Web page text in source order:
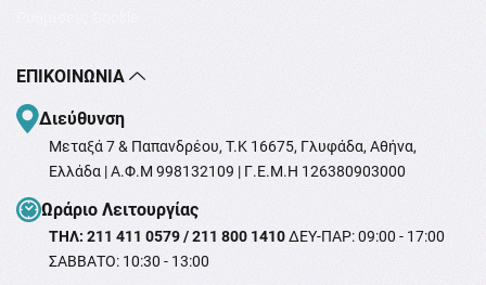
ΕΠΙΚΟΙΝΩΝΊΑ
Διεύθυνση
Μεταξά 7 & Παπανδρέου, T.K 16675, Γλυφάδα, Αθήνα,
Ελλάδα | Α.Φ.Μ 998132109 | Γ.Ε.Μ.Η 126380903000
Ωράριο Λειτουργίας
ΤΗΛ: 211 411 0579 / 211 800 1410ΔΕΥ-ΠΑΡ: 09:00 - 17:00
ΣΑΒΒΑΤΟ: 10:30 - 13:00